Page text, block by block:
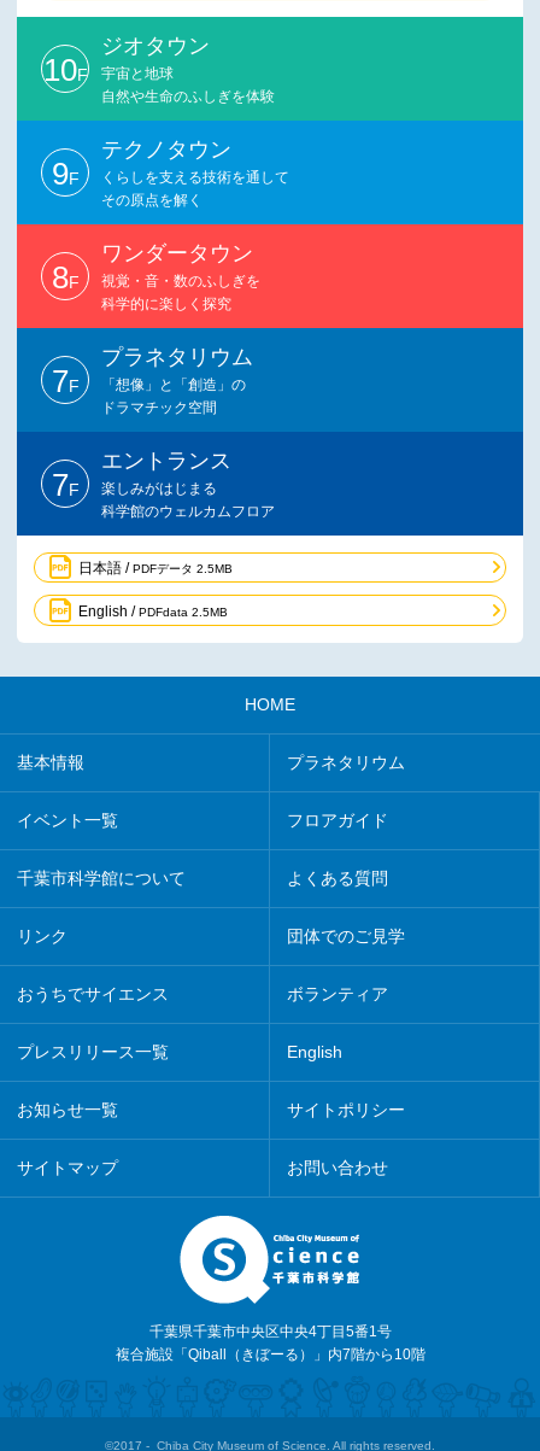
10F
ジオタウン
宇宙と地球
自然や生命のふしぎを体験
9F
テクノタウン
くらしを支える技術を通して
その原点を解く
8F
ワンダータウン
視覚・音・数のふしぎを
科学的に楽しく探究
7F
プラネタリウム
「想像」と「創造」の
ドラマチック空間
7F
エントランス
楽しみがはじまる
科学館のウェルカムフロア
日本語 /PDFデータ 2.5MB
English /PDFdata 2.5MB
HOME
基本情報 プラネタリウム
イベント一覧 フロアガイド
千葉市科学館について よくある質問
リンク 団体でのご見学
おうちでサイエンス ボランティア
プレスリリース一覧 English
お知らせ一覧 サイトポリシー
サイトマップ お問い合わせ
千葉県千葉市中央区中央4丁目5番1号
複合施設「Qiball（きぼーる）」内7階から10階
©2017 - Chiba City Museum of Science. All rights reserved.